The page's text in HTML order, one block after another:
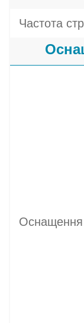
Частота
Оснащення